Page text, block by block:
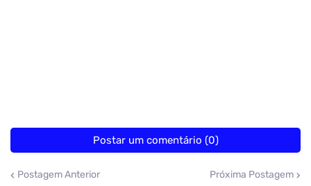
Postar um comentário (0)
Postagem Anterior Próxima Postagem